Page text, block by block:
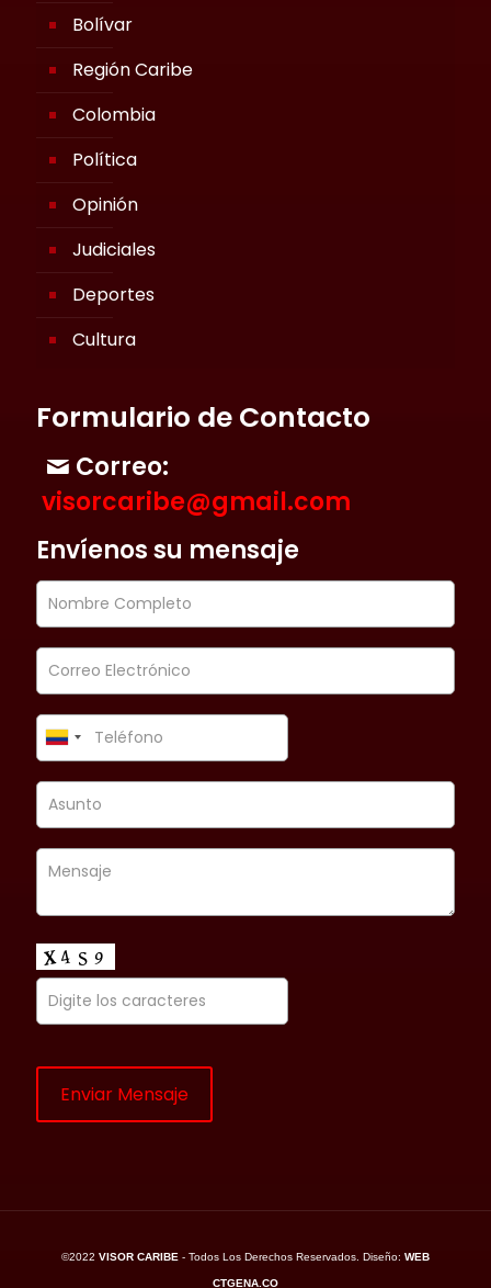
Bolívar
Región Caribe
Colombia
Política
Opinión
Judiciales
Deportes
Cultura
Formulario de Contacto
Correo:
visorcaribe@gmail.com
Envíenos su mensaje
©2022 VISOR CARIBE - Todos Los Derechos Reservados. Diseño: WEB
CTGENA.CO